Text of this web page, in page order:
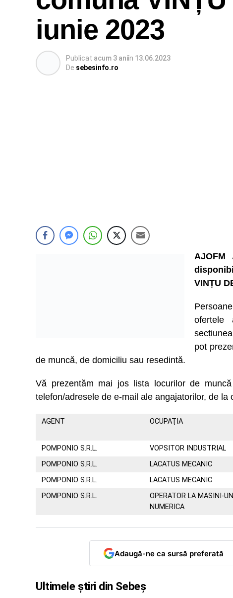
iunie 2023
Publicat acum 3 aniîn 13.06.2023
De sebesinfo.ro
VINȚU
ofertele
pot
de muncă, de domiciliu sau resedintă.
Vă prezentăm mai jos lista locurilor de
telefon/adresele de e-mail ale angajatorilor, de la
AGENT OCUPAŢIA
POMPONIO S.R.L. VOPSITOR INDUSTRIAL
POMPONIO S.R.L.
LACATUS MECANIC
POMPONIO S.R.L.
LACATUS MECANIC
POMPONIO S.R.L.
OPERATOR LA MASINI-
NUMERICA
Adaugă-ne ca sursă preferată
Ultimele știri din Sebeș